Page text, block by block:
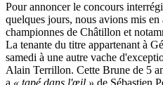
Pour annoncer le concours
quelques jours, nous avions mis en
championnes de Châtillon et
La tenante du titre appartenant à
samedi à une autre vache
Alain Terrillon. Cette Brune de 5
a « tapé dans l'œil » de Sébastien